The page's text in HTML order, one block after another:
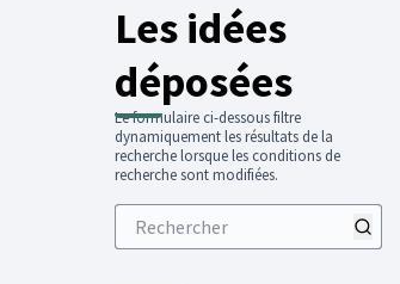
Les idées
déposées
Le formulaire ci-dessous filtre
dynamiquement les résultats de la
recherche lorsque les conditions de
recherche sont modifiées.